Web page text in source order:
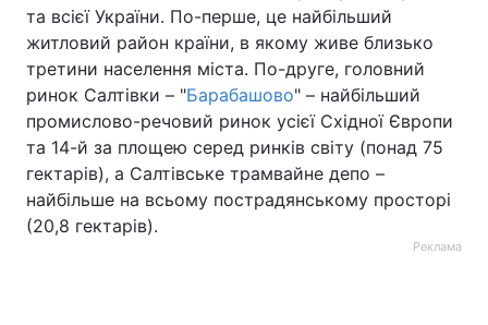
та всієї України. По-перше, це найбільший
житловий район країни, в якому живе близько
третини населення міста. По-друге, головний
ринок Салтівки – "Барабашово" – найбільший
промислово-речовий ринок усієї Східної Європи
та 14-й за площею серед ринків світу (понад 75
гектарів), а Салтівське трамвайне депо –
найбільше на всьому пострадянському просторі
(20,8 гектарів).
Реклама